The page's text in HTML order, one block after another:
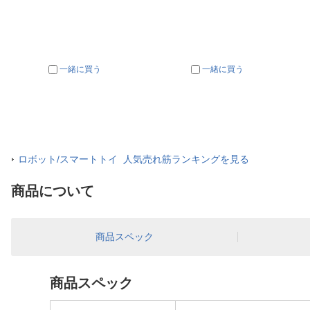
一緒に買う 一緒に買う
ロボット/スマートトイ 人気売れ筋ランキングを見る
商品について
商品スペック
商品スペック